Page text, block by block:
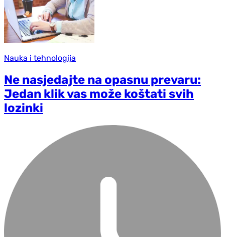
Nauka i tehnologija
Ne nasjedajte na opasnu prevaru:
Jedan klik vas može koštati svih
lozinki